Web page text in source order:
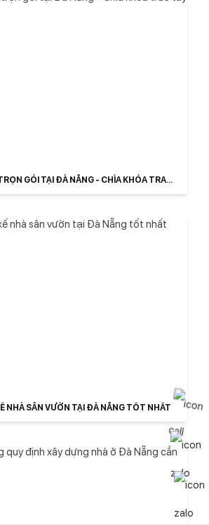
GÓI TẠI ĐÀ NẴNG - CHÌA KHÓA TRAO
NHÀ SÂN VƯỜN TẠI ĐÀ NẴNG TỐT NHẤT